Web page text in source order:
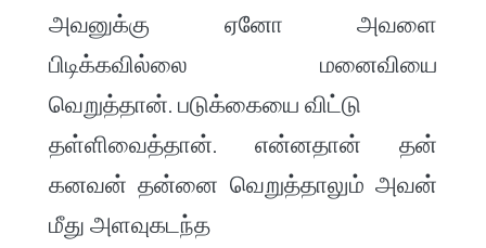
அவனுக்கு ஏனோ அவளை
பிடிக்கவில்லை மனைவியை
வெறுத்தான். படுக்கையை விட்டு
தள்ளிவைத்தான். என்னதான் தன்
கனவன் தன்னை வெறுத்தாலும் அவன்
மீது அளவுகடந்த